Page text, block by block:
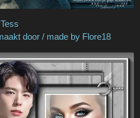
by LadyTess
by Flore18